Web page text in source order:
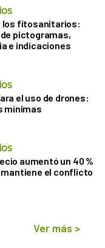
los fitosanitarios:
pictogramas,
e indicaciones
el uso de drones:
mínimas
aumentó un 40 %
el conflicto
Ver más >